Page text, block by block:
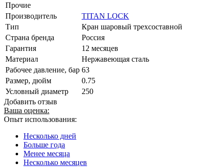
Прочие
Производитель
TITAN LOCK
Тип
Кран шаровый трехсоставной
Страна бренда
Россия
Гарантия
12 месяцев
Материал
Нержавеющая сталь
Рабочее давление, бар 63
Размер, дюйм
0.75
Условный диаметр
250
Добавить отзыв
Ваша оценка:
Опыт использования:
Несколько дней
Больше года
Менее месяца
Несколько месяцев